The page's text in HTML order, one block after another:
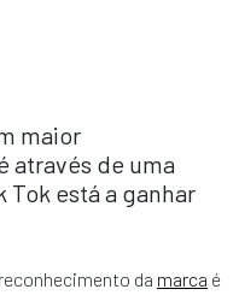
maior
através de uma
está a ganhar
da marca é